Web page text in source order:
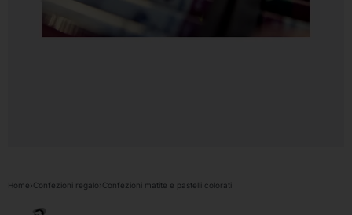
Home›Confezioni regalo›Confezioni matite e pastelli colorati